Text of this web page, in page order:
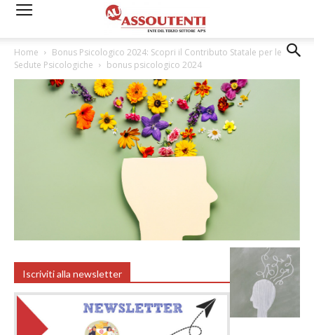
Home
Bonus Psicologico 2024: Scopri il Contributo Statale per le
Sedute Psicologiche
bonus psicologico 2024
Iscriviti alla newsletter